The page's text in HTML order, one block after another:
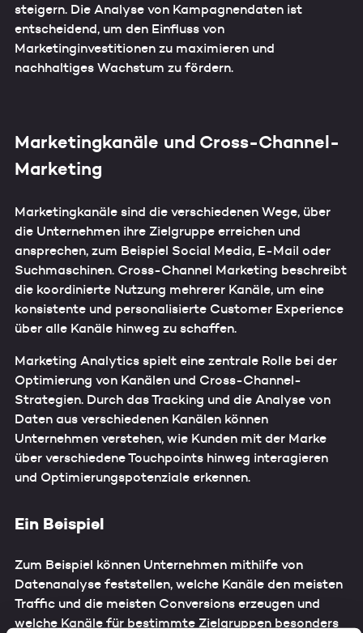
steigern. Die Analyse von Kampagnendaten ist
entscheidend, um den Einfluss von
Marketinginvestitionen zu maximieren und
nachhaltiges Wachstum zu fördern.
Marketingkanäle und Cross-Channel-
Marketing
Marketingkanäle sind die verschiedenen Wege, über
die Unternehmen ihre Zielgruppe erreichen und
ansprechen, zum Beispiel Social Media, E-Mail oder
Suchmaschinen. Cross-Channel Marketing beschreibt
die koordinierte Nutzung mehrerer Kanäle, um eine
konsistente und personalisierte Customer Experience
über alle Kanäle hinweg zu schaffen.
Marketing Analytics spielt eine zentrale Rolle bei der
Optimierung von Kanälen und Cross-Channel-
Strategien. Durch das Tracking und die Analyse von
Daten aus verschiedenen Kanälen können
Unternehmen verstehen, wie Kunden mit der Marke
über verschiedene Touchpoints hinweg interagieren
und Optimierungspotenziale erkennen.
Ein Beispiel
Zum Beispiel können Unternehmen mithilfe von
Datenanalyse feststellen, welche Kanäle den meisten
Traffic und die meisten Conversions erzeugen und
welche Kanäle für bestimmte Zielgruppen besonders